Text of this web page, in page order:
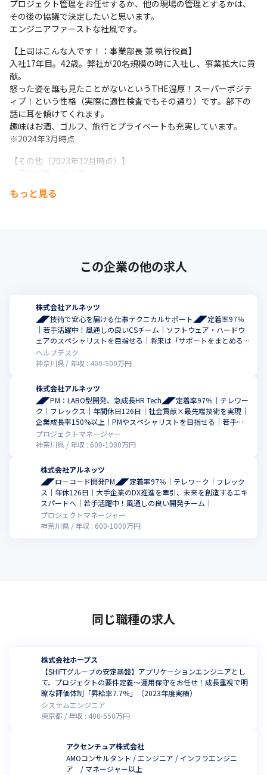
プロジェクト管理をお任せするか、他の現場の管理とするかは、
その後の協議で決定したいと思います。
エンジニアファーストな社風です。
【上司はこんな人です！：事業部長 兼 執行役員】
入社17年目。42歳。弊社が20名規模の時に入社し、事業拡大に貢
献。
怒った姿を誰も見たことがないというTHE温厚！スーパーポジテ
ィブ！という性格（実際に適性検査でもその通り）です。部下の
話に耳を傾けてくれます。
趣味はお酒、ゴルフ、旅行とプライベートも充実しています。
※2024年3月時点
【その他（2023年12月時点）】
もっと見る
この企業の他の求人
株式会社アルネッツ
◢◤技術で安心を届ける仕事テクニカルサポート◢◤定着率97％
｜若手活躍中！風通しの良いCSチーム｜ソフトウェア・ハードウ
ェアのスペシャリストを目指せる｜将来は「サポートをまとめる
側」へ成長可能｜平均残業時間10.9時間
ヘルプデスク
神奈川県
年収 : 400-500万円
株式会社アルネッツ
◢◤PM：LABO型開発、急成長HR Tech◢◤定着率97％｜テレワー
ク｜フレックス｜年間休日126日｜社会貢献×最先端技術を実現｜
企業成長率150%以上｜PMやスペシャリストを目指せる｜若手活
躍中！風通しの良い開発チーム｜
プロジェクトマネージャー
神奈川県
年収 : 600-1000万円
株式会社アルネッツ
◢◤ローコード開発PM◢◤定着率97％｜テレワーク｜フレック
ス｜年休126日｜大手企業のDX推進を牽引、未来を創造するエキ
スパートへ｜若手活躍中！風通しの良い開発チーム｜
プロジェクトマネージャー
神奈川県
年収 : 600-1000万円
同じ職種の求人
株式会社ホープス
【SHIFTグループの安定基盤】アプリケーションエンジニアとし
て、プロジェクトの要件定義～運用保守をお任せ！成長重視で明
瞭な評価体制「昇給率7.7％」（2023年度実績）
システムエンジニア
東京都
年収 : 400-550万円
アクセンチュア株式会社
AMOコンサルタント / エンジニア / インフラエンジニ
ア / マネージャー以上